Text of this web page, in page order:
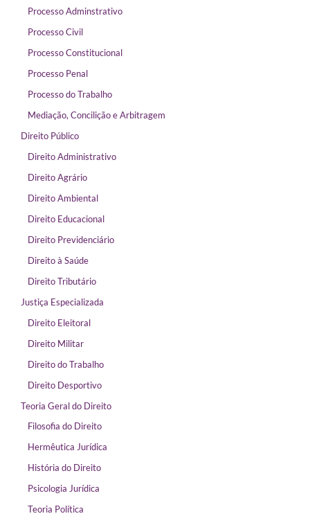
Processo Adminstrativo
Processo Civil
Processo Constitucional
Processo Penal
Processo do Trabalho
Mediação, Concilição e Arbitragem
Direito Público
Direito Administrativo
Direito Agrário
Direito Ambiental
Direito Educacional
Direito Previdenciário
Direito à Saúde
Direito Tributário
Justiça Especializada
Direito Eleitoral
Direito Militar
Direito do Trabalho
Direito Desportivo
Teoria Geral do Direito
Filosofia do Direito
Hermêutica Jurídica
História do Direito
Psicologia Jurídica
Teoria Política